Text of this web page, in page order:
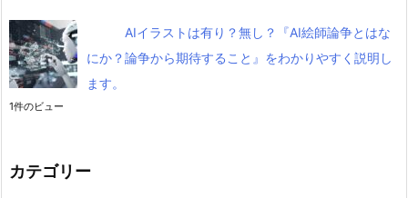
AIイラストは有り？無し？『AI絵師論争とはな
にか？論争から期待すること』をわかりやすく説明し
ます。
1件のビュー
カテゴリー